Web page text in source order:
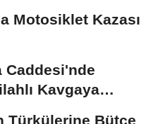
Motosiklet Kazası
Caddesi'nde
Kavgaya
Türkülerine Bütçe